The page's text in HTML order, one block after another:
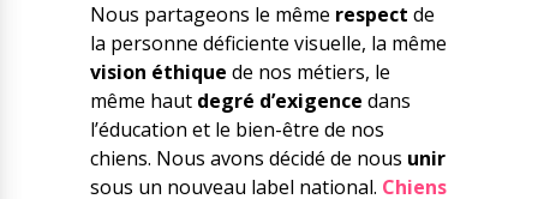
Nous partageons le même respect de
la personne déficiente visuelle, la même
vision éthique de nos métiers, le
même haut degré d’exigence dans
l’éducation et le bien-être de nos
chiens. Nous avons décidé de nous unir
sous un nouveau label national. Chiens